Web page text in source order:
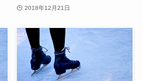
2018年12月21日